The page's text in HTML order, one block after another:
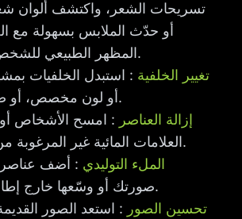
تسريحات الشعر، واكتشف ألوان
أو حدّث الملابس بسهولة مع
المظهر الطبيعي للشخص وتفاصيله.
تغيير الخلفية : استبدل الخلفيات
أو لون مخصص، أو صورة أخرى.
إزالة العناصر : امسح الأشخاص أو
العلامات المائية غير المرغوبة من أي صورة.
الملء التوليدي : أضف عناصر
صورتك أو وسّعها خارج إطارها الأصلي.
تحسين الصور : استعد الصور القديمة